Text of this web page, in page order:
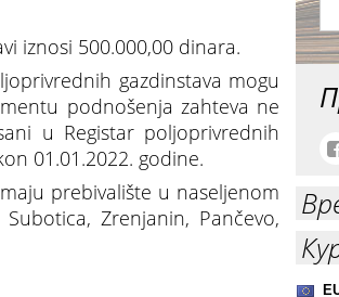
iznosi 500.000,00 dinara.
gazdinstava mogu
podnošenja zahteva ne
u Registar poljoprivrednih
01.01.2022. godine.
prebivalište u naseljenom
Zrenjanin, Pančevo,